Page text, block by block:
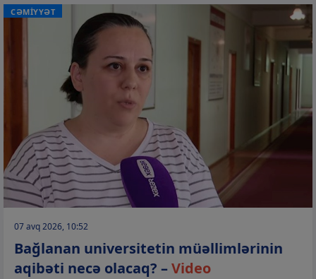
CƏMİYYƏT
07 avq 2026, 10:52
Bağlanan universitetin müəllimlərinin
aqibəti necə olacaq? –Video